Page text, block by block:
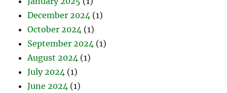
December 2024 (1)
October 2024 (1)
September 2024 (1)
August 2024 (1)
July 2024 (1)
June 2024 (1)